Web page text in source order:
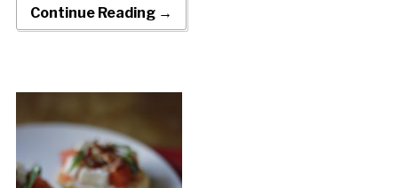
Continue Reading →